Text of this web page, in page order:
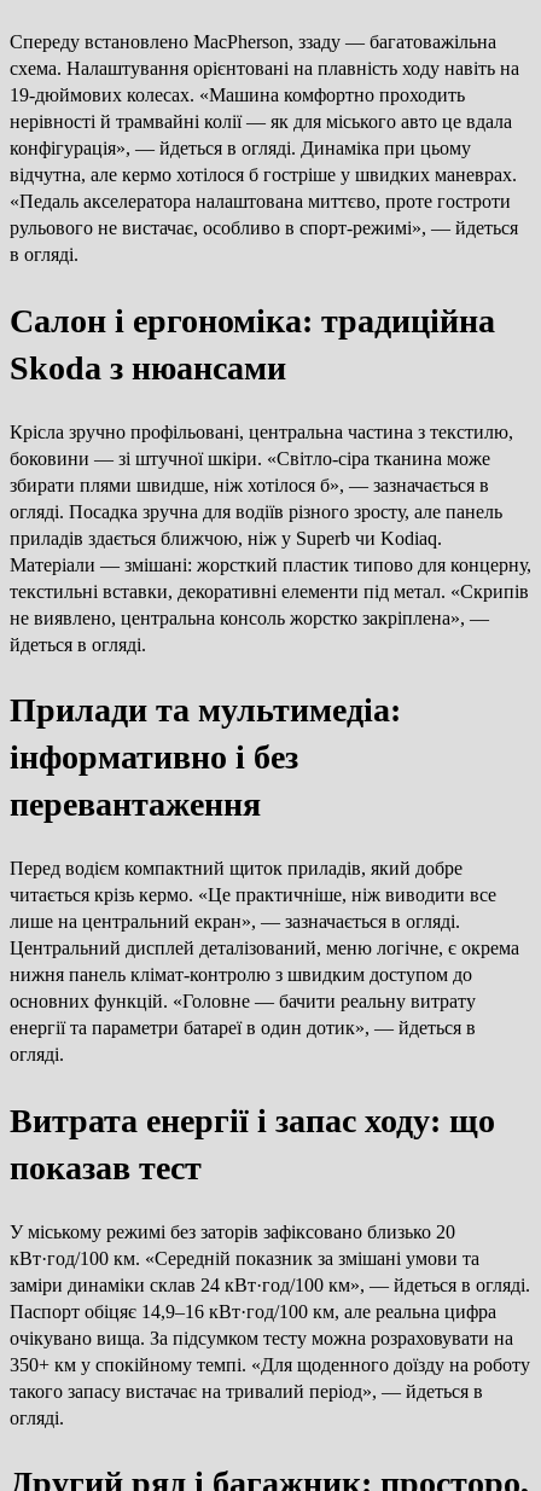
Спереду встановлено MacPherson, ззаду — багатоважільна
схема. Налаштування орієнтовані на плавність ходу навіть на
19-дюймових колесах. «Машина комфортно проходить
нерівності й трамвайні колії — як для міського авто це вдала
конфігурація», — йдеться в огляді. Динаміка при цьому
відчутна, але кермо хотілося б гостріше у швидких маневрах.
«Педаль акселератора налаштована миттєво, проте гостроти
рульового не вистачає, особливо в спорт-режимі», — йдеться
в огляді.
Салон і ергономіка: традиційна
Skoda з нюансами
Крісла зручно профільовані, центральна частина з текстилю,
боковини — зі штучної шкіри. «Світло-сіра тканина може
збирати плями швидше, ніж хотілося б», — зазначається в
огляді. Посадка зручна для водіїв різного зросту, але панель
приладів здається ближчою, ніж у Superb чи Kodiaq.
Матеріали — змішані: жорсткий пластик типово для концерну,
текстильні вставки, декоративні елементи під метал. «Скрипів
не виявлено, центральна консоль жорстко закріплена», —
йдеться в огляді.
Прилади та мультимедіа:
інформативно і без
перевантаження
Перед водієм компактний щиток приладів, який добре
читається крізь кермо. «Це практичніше, ніж виводити все
лише на центральний екран», — зазначається в огляді.
Центральний дисплей деталізований, меню логічне, є окрема
нижня панель клімат-контролю з швидким доступом до
основних функцій. «Головне — бачити реальну витрату
енергії та параметри батареї в один дотик», — йдеться в
огляді.
Витрата енергії і запас ходу: що
показав тест
У міському режимі без заторів зафіксовано близько 20
кВт·год/100 км. «Середній показник за змішані умови та
заміри динаміки склав 24 кВт·год/100 км», — йдеться в огляді.
Паспорт обіцяє 14,9–16 кВт·год/100 км, але реальна цифра
очікувано вища. За підсумком тесту можна розраховувати на
350+ км у спокійному темпі. «Для щоденного доїзду на роботу
такого запасу вистачає на тривалий період», — йдеться в
огляді.
Другий ряд і багажник: просторо,